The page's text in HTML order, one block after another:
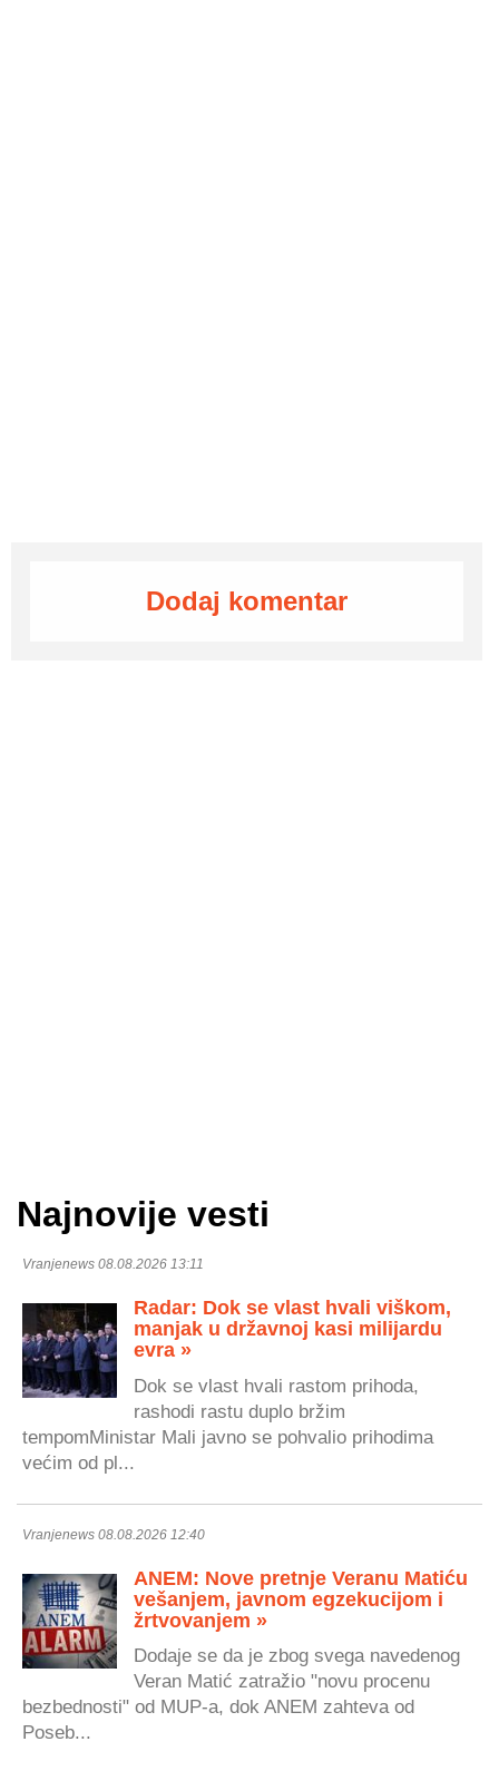
Dodaj komentar
Najnovije vesti
Vranjenews 08.08.2026 13:11
Radar: Dok se vlast hvali viškom,
manjak u državnoj kasi milijardu
evra »
Dok se vlast hvali rastom prihoda,
rashodi rastu duplo bržim
tempomMinistar Mali javno se pohvalio prihodima
većim od pl...
Vranjenews 08.08.2026 12:40
ANEM: Nove pretnje Veranu Matiću
vešanjem, javnom egzekucijom i
žrtvovanjem »
Dodaje se da je zbog svega navedenog
Veran Matić zatražio "novu procenu
bezbednosti" od MUP-a, dok ANEM zahteva od
Poseb...